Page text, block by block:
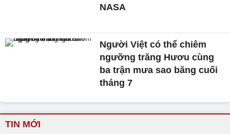
NASA
Người Việt có thể chiêm
ngưỡng trăng Hươu cùng
ba trận mưa sao băng cuối
tháng 7
TIN MỚI